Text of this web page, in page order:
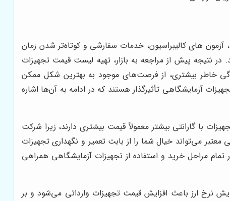
های کالیبراسیون، خدمات سفارشی و کوتاه‌تر شدن زمان
نتیجه پیش از مراجعه به بازار، تهیه لیست قیمت تجهیزات
خاطر بیشتری، از فرصت‌های موجود به بهترین شکل ممکن
آزمایشگاهی تأثیرگذار هستند که در ادامه به آن‌ها اشاره
با گارانتی بیشتر معمولاً قیمت بیشتری دارند، زیرا شرکت
می‌تواند خیال شما را از بابت تعمیر و نگهداری تجهیزات
مراحل خرید و استفاده از تجهیزات آزمایشگاهی همراهی
نرخ ارز باعث افزایش قیمت تجهیزات وارداتی می‌شود و بر